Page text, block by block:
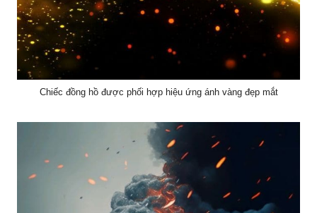
Chiếc đồng hồ được phối hợp hiệu ứng ánh vàng đẹp mắt